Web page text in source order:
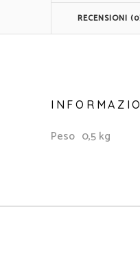
RECENSIONI
Peso 0,5 kg